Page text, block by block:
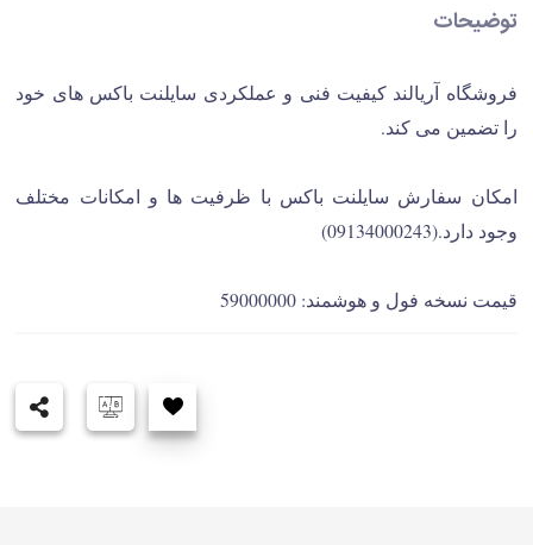
توضیحات
فروشگاه آریالند کیفیت فنی و عملکردی سایلنت باکس های خود
را تضمین می کند.
امکان سفارش سایلنت باکس با ظرفیت ها و امکانات مختلف
وجود دارد.(09134000243)
قیمت نسخه فول و هوشمند: 59000000